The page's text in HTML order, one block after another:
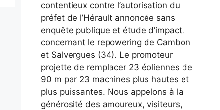
contentieux contre l’autorisation du
préfet de l’Hérault annoncée sans
enquête publique et étude d’impact,
concernant le repowering de Cambon
et Salvergues (34). Le promoteur
projette de remplacer 23 éoliennes de
90 m par 23 machines plus hautes et
plus puissantes. Nous appelons à la
générosité des amoureux, visiteurs,